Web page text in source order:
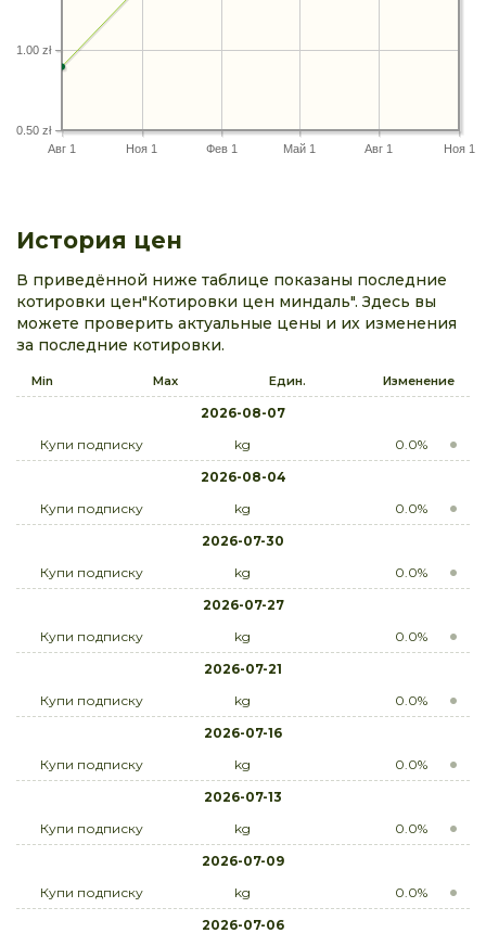
Авг 1 Ноя 1 Фев 1 Май 1 Авг 1 Ноя 1
0.50 zł
1.00 zł
История цен
В приведённой ниже таблице показаны последние
котировки цен"Котировки цен миндаль". Здесь вы
можете проверить актуальные цены и их изменения
за последние котировки.
Min Max Един. Изменение
2026-08-07
Купи подписку
kg
0.0%
2026-08-04
Купи подписку
kg
0.0%
2026-07-30
Купи подписку
kg
0.0%
2026-07-27
Купи подписку
kg
0.0%
2026-07-21
Купи подписку
kg
0.0%
2026-07-16
Купи подписку
kg
0.0%
2026-07-13
Купи подписку
kg
0.0%
2026-07-09
Купи подписку
kg
0.0%
2026-07-06